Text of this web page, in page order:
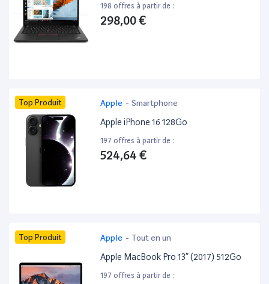
198 offres à partir de :
298,00 €
Top Produit Apple - Smartphone
Apple iPhone 16 128Go
197 offres à partir de :
524,64 €
Top Produit Apple - Tout en un
Apple MacBook Pro 13” (2017) 512Go
197 offres à partir de :